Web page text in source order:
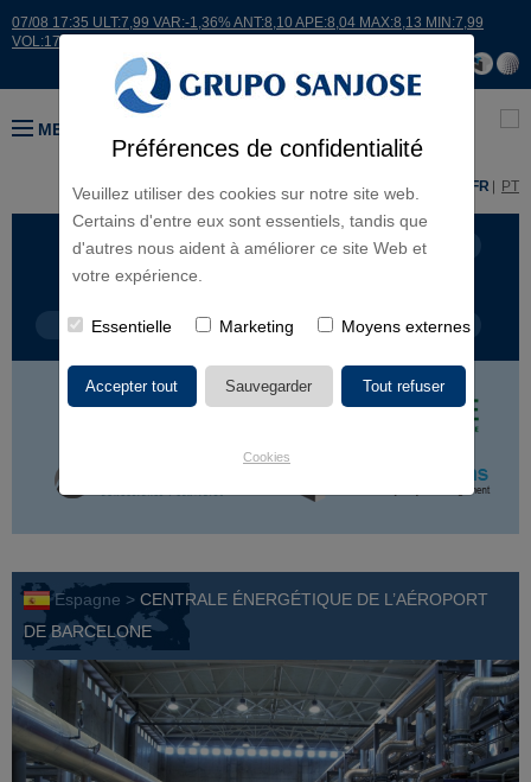
Préférences de confidentialité
Veuillez utiliser des cookies sur notre site web.
Certains d'entre eux sont essentiels, tandis que
d'autres nous aident à améliorer ce site Web et
votre expérience.
Essentielle Marketing Moyens externes
Cookies
07/08 17:35 ULT:7,99 VAR:-1,36% ANT:8,10 APE:8,04 MAX:8,13 MIN:7,99
VOL:17664
MENU
ES FR PT
LIGNES D'ACTIVITÉ CONTINENTS
TYPE DE PROJET NOM DU PROJET
Espagne > CENTRALE ÉNERGÉTIQUE DE L’AÉROPORT
DE BARCELONE